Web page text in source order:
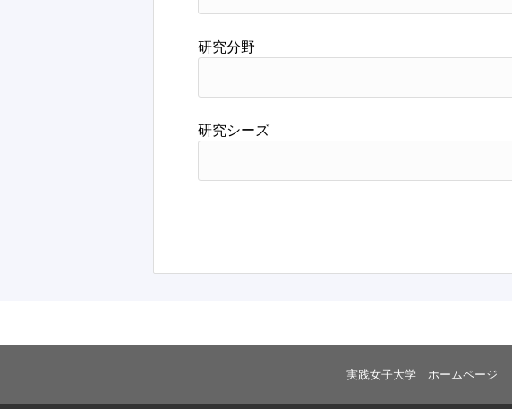
研究分野
研究シーズ
実践女子大学 ホームページ